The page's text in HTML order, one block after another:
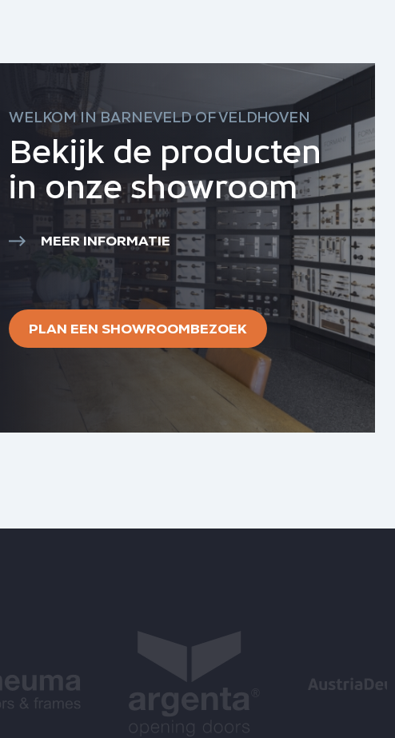
WELKOM IN BARNEVELD OF VELDHOVEN
Bekijk de producten
in onze showroom
MEER INFORMATIE
PLAN EEN SHOWROOMBEZOEK